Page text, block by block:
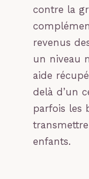
contre la
revenus
un niveau
aide
delà d’un
parfois les
enfants.